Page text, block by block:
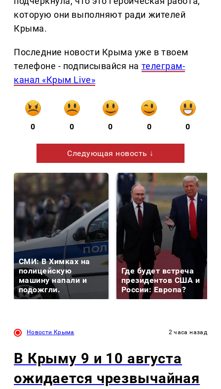
которую они выполняют ради жителей
Крыма.
Последние новости Крыма уже в твоем
телефоне - подписывайся на телеграм-
канал «Крым Live»
0 0 0 0 0
Следующая новость ↓
СМИ: В Химках на
полицейскую
машину напали и
подожгли.
Где будет встреча
президентов США и
России: Европа?
Новости Крыма 2 часа назад
В Крыму 9 и 10 августа
ожидается чрезвычайная